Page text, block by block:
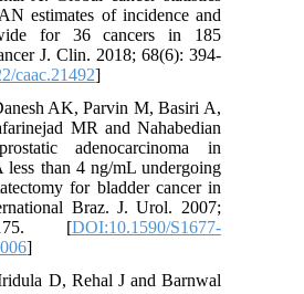
estimates of incidence and
for 36 cancers in 185
Cancer J. Clin. 2018; 68(6): 394-
caac.21492
Danesh AK, Parvin M, Basiri A,
Safarinejad MR and Nahabedian
prostatic adenocarcinoma in
less than 4 ng/mL undergoing
for bladder cancer in
Braz. J. Urol. 2007;
175. [DOI:10.1590/S1677-
Mridula D, Rehal J and Barnwal